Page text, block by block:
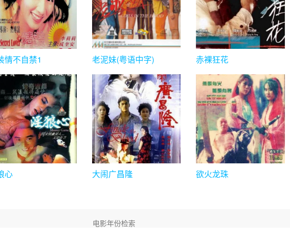
情不自禁1 老泥妹(粤语中字) 赤裸狂花
心 大闹广昌隆 欲火龙珠
电影年份检索